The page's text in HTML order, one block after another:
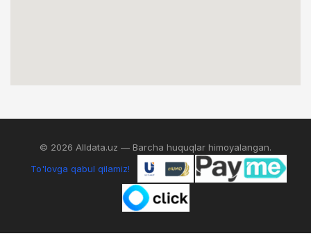
© 2026 Alldata.uz — Barcha huquqlar himoyalangan.
To'lovga qabul qilamiz!